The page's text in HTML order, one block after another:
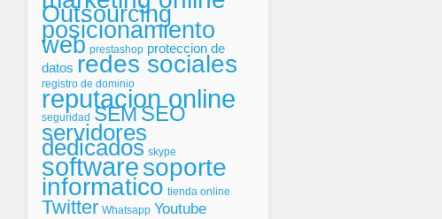
Outsourcing
posicionamiento
web prestashop proteccion de
datos redes sociales
registro de dominio
reputacion online
seguridad SEMSEO
servidores
dedicados skype
softwaresoporte
informatico tienda online
Twitter Whatsapp Youtube